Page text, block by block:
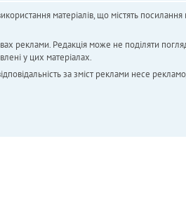
матеріалів, що містять посилання
реклами. Редакція може не поділяти
у цих матеріалах.
за зміст реклами несе